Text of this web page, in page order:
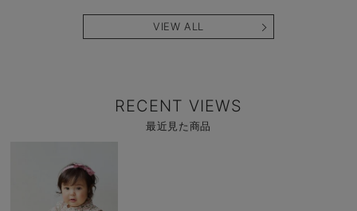
VIEW ALL
RECENT VIEWS
最近見た商品